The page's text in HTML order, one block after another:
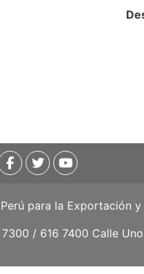
para la Exportación y
/ 616 7400 Calle